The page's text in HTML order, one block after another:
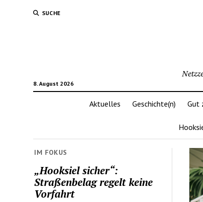
SUCHE
8. August 2026
Aktuelles Geschichte(n) Gut
IM FOKUS
„Hooksiel sicher“:
Straßenbelag regelt keine
Vorfahrt